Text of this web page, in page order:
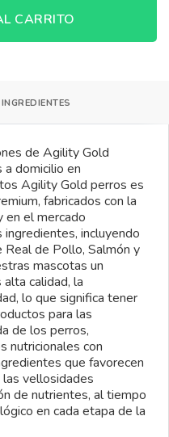
CARRITO
INGREDIENTES
de Agility Gold
a domicilio en
AgilityGold perros es
, fabricados con la
en el mercado
ingredientes, incluyendo
Real de Pollo, Salmón y
mascotas un
calidad, la
lo que significa tener
para las
de los perros,
nutricionales con
que favorecen
vellosidades
de nutrientes, al tiempo
en cada etapa de la